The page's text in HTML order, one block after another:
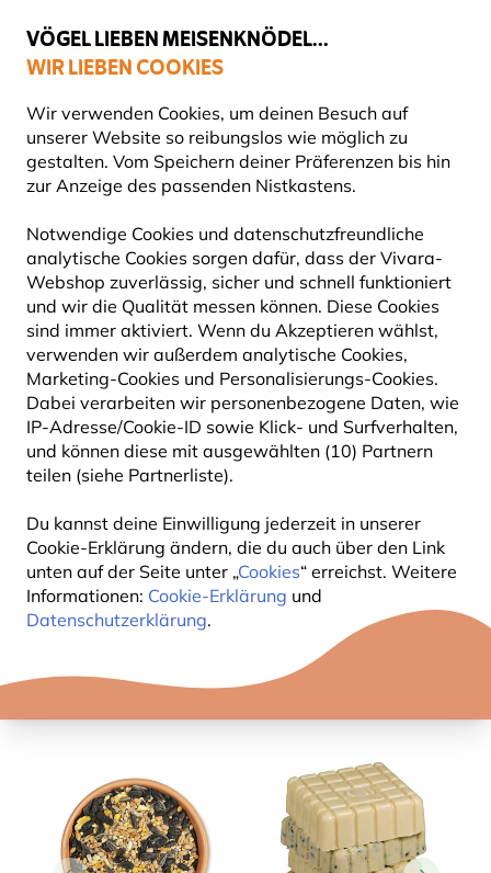
VÖGEL LIEBEN MEISENKNÖDEL...
WIR LIEBEN COOKIES
Wir verwenden Cookies, um deinen Besuch auf
unserer Website so reibungslos wie möglich zu
gestalten. Vom Speichern deiner Präferenzen bis hin
zur Anzeige des passenden Nistkastens.
Notwendige Cookies und datenschutzfreundliche
analytische Cookies sorgen dafür, dass der Vivara-
Webshop zuverlässig, sicher und schnell funktioniert
und wir die Qualität messen können. Diese Cookies
sind immer aktiviert. Wenn du Akzeptieren wählst,
verwenden wir außerdem analytische Cookies,
Marketing-Cookies und Personalisierungs-Cookies.
Dabei verarbeiten wir personenbezogene Daten, wie
IP-Adresse/Cookie-ID sowie Klick- und Surfverhalten,
und können diese mit ausgewählten (10) Partnern
teilen (siehe Partnerliste).
Du kannst deine Einwilligung jederzeit in unserer
Cookie-Erklärung ändern, die du auch über den Link
unten auf der Seite unter „Cookies“ erreichst. Weitere
Informationen: Cookie-Erklärung und
Datenschutzerklärung.
Gratis Versand ab 49 €
60 Tage Rückgabe ohne Stress